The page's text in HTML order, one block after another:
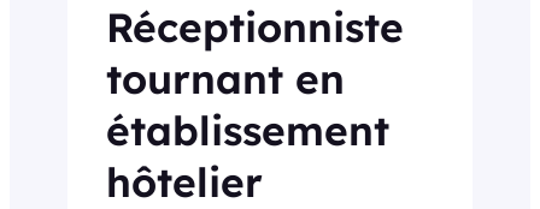
Réceptionniste
tournant en
établissement
hôtelier